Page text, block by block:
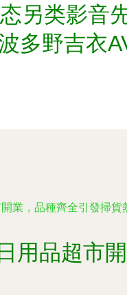
另类影音
多野吉衣
業，品種齊全引發掃貨
用品超市